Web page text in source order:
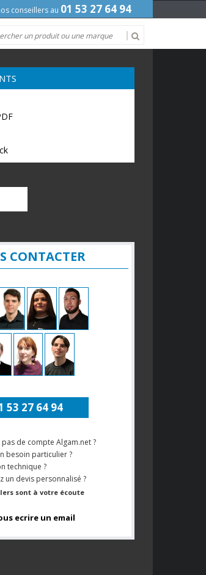
conseillers au 01 53 27 64 94
CONTACTER
53 27 64 94
pas de compte Algam.net ?
besoin particulier ?
technique ?
un devis personnalisé ?
sont à votre écoute
ecrire un email